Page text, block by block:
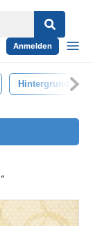
Anmelden
Hintergrund